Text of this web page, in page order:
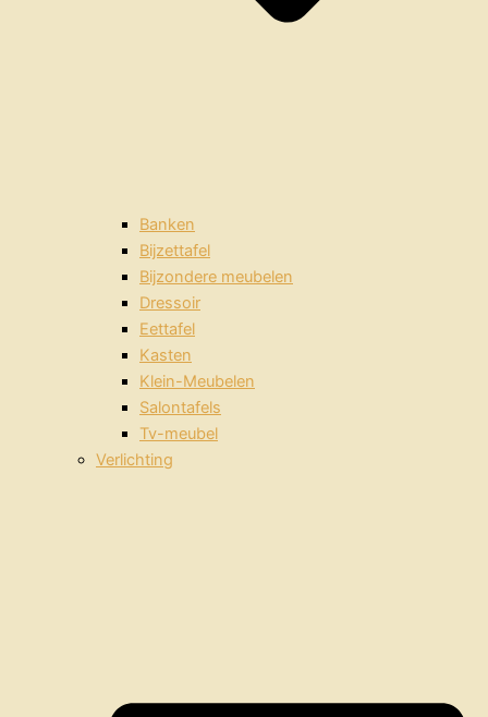
Banken
Bijzettafel
Bijzondere meubelen
Dressoir
Eettafel
Kasten
Klein-Meubelen
Salontafels
Tv-meubel
Verlichting